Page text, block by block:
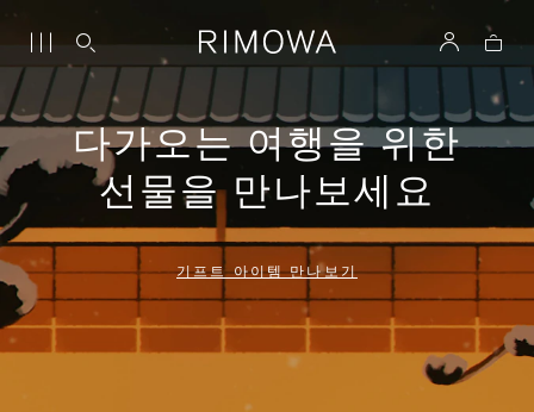
다가오는 여행을 위한
선물을 만나보세요
기프트 아이템 만나보기